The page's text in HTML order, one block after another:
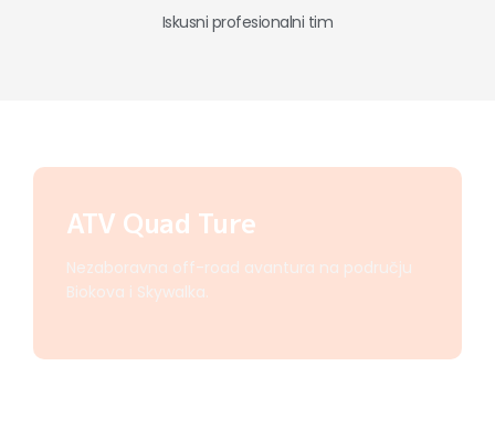
Iskusni profesionalni tim
ATV Quad Ture
Nezaboravna off-road avantura na području
Biokova i Skywalka.